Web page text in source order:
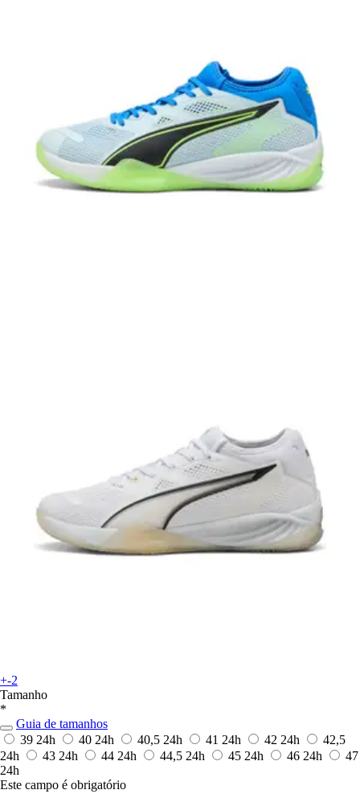
+-2
Tamanho
*
Guia de tamanhos
39 24h 40 24h 40,5 24h 41 24h 42 24h
42,5
24h
43 24h 44 24h 44,5 24h 45 24h 46 24h
47
24h
Este campo é obrigatório